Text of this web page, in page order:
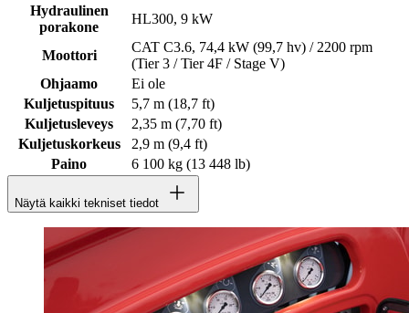
Hydraulinen
porakone
HL300, 9 kW
Moottori
CAT C3.6, 74,4 kW (99,7 hv) / 2200 rpm
(Tier 3 / Tier 4F / Stage V)
Ohjaamo
Ei ole
Kuljetuspituus
5,7 m (18,7 ft)
Kuljetusleveys
2,35 m (7,70 ft)
Kuljetuskorkeus
2,9 m (9,4 ft)
Paino
6 100 kg (13 448 lb)
Näytä kaikki tekniset tiedot